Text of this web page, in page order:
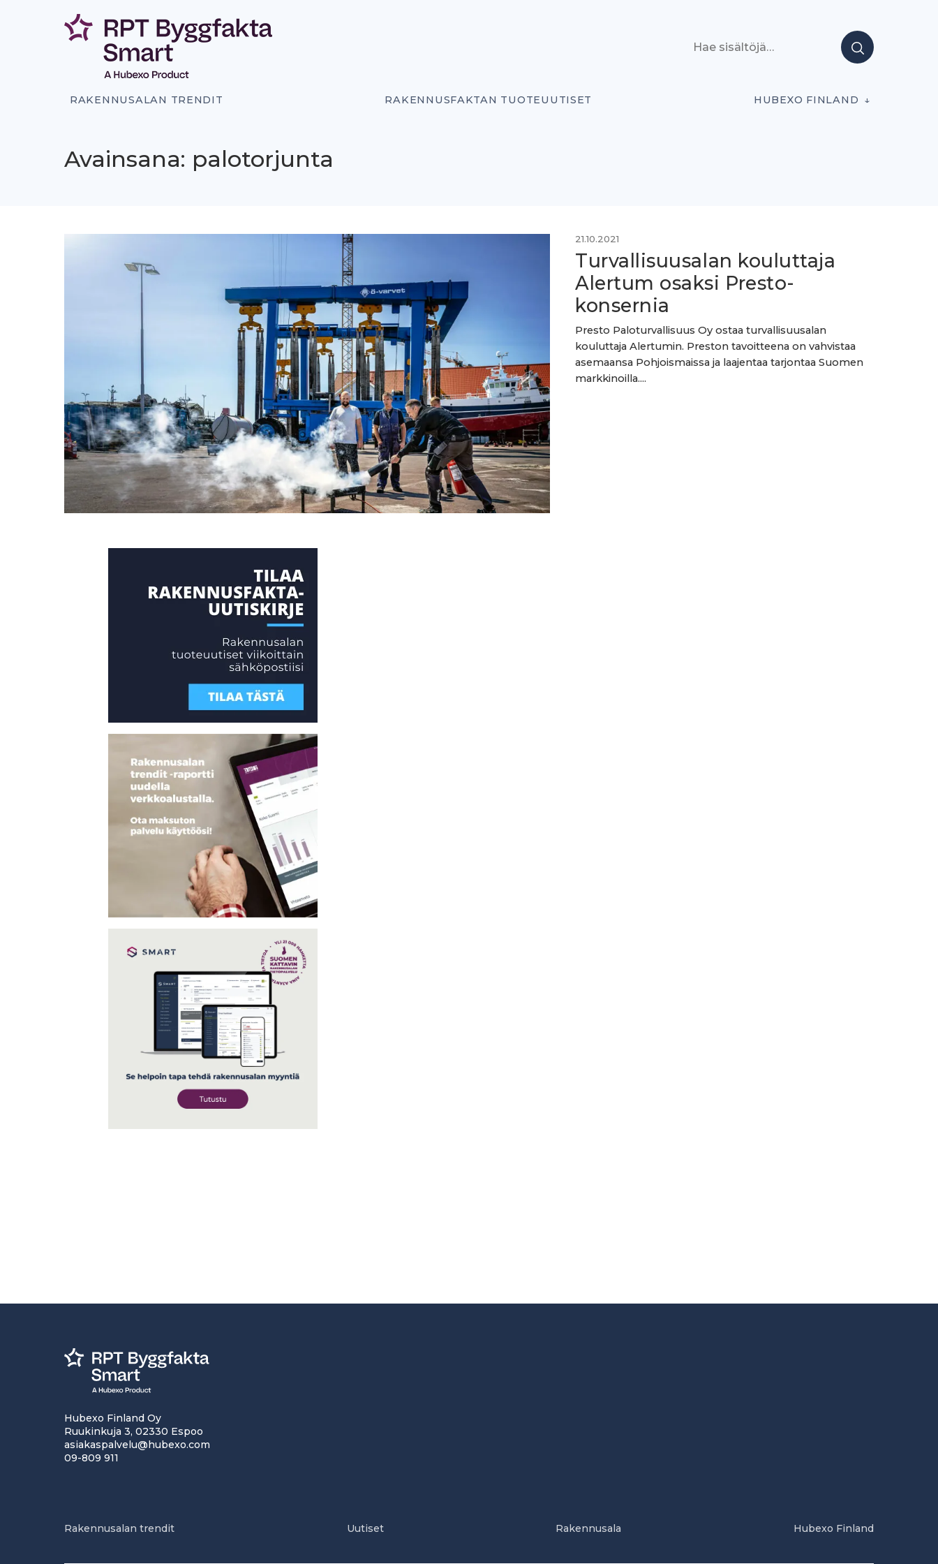
RAKENNUSALAN TRENDIT RAKENNUSFAKTAN TUOTEUUTISET HUBEXO FINLAND
Avainsana: palotorjunta
21.10.2021
Turvallisuusalan kouluttaja
Alertum osaksi Presto-
konsernia
Presto Paloturvallisuus Oy ostaa turvallisuusalan
kouluttaja Alertumin. Preston tavoitteena on vahvistaa
asemaansa Pohjoismaissa ja laajentaa tarjontaa Suomen
markkinoilla....
Hubexo Finland Oy
Ruukinkuja 3, 02330 Espoo
asiakaspalvelu@hubexo.com
09-809 911
Rakennusalan trendit Uutiset Rakennusala Hubexo Finland